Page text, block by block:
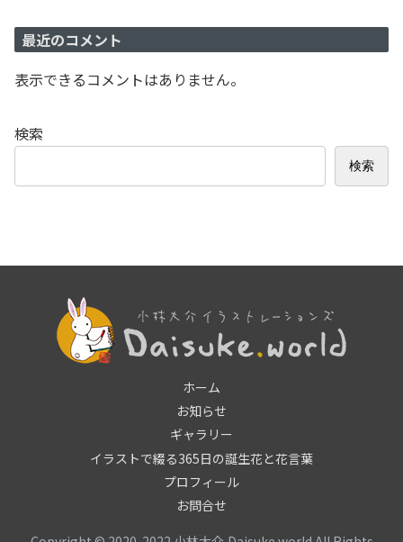
最近のコメント
表示できるコメントはありません。
検索
検索
ホーム
お知らせ
ギャラリー
イラストで綴る365日の誕生花と花言葉
プロフィール
お問合せ